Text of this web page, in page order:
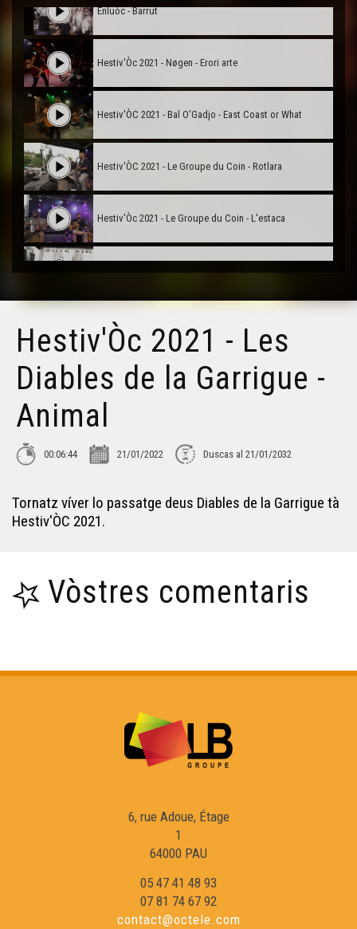
Enluòc - Barrut
Hestiv'Òc 2021 - Nøgen - Erori arte
Hestiv'ÒC 2021 - Bal O'Gadjo - East Coast or What
Hestiv'ÒC 2021 - Le Groupe du Coin - Rotlara
Hestiv'Òc 2021 - Le Groupe du Coin - L'estaca
Hestiv'Òc 2021 - Bombes 2 bal - Cosina
Hestiv'Òc 2021 - Les Diables de la Garrigue - Animal
Hestiv'Òc 2021 - Bal O'Gadjo - Anesito
Hestiv'ÒC 2021 - Joan Garriga - Ai on va l'à...
A TOT VEDENT - Lo jaune - Musica (Live Session)
MARUJA LIMÓN - Tanto Tiempo - Musica (Live Session)
A TOT VEDENT - A tot vedent - Musica (Live Session)
LHI BALÒS - De bon matin - Musica (Live Session)
Hestiv'Òc 2021 - Les
Diables de la Garrigue -
Animal
00:06:44 21/01/2022 Duscas al 21/01/2032
Tornatz víver lo passatge deus Diables de la Garrigue tà
Hestiv'ÒC 2021.
Vòstres comentaris
6, rue Adoue, Étage
1
64000 PAU
05 47 41 48 93
07 81 74 67 92
contact@octele.com